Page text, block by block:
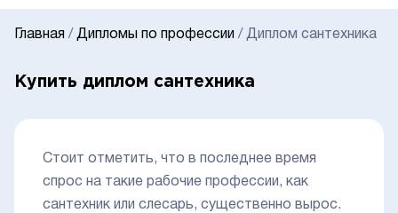
Главная / Дипломы по профессии / Диплом сантехника
Купить диплом сантехника
Стоит отметить, что в последнее время
спрос на такие рабочие профессии, как
сантехник или слесарь, существенно вырос.